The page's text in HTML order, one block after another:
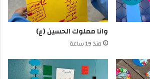
وانا مملوك الحسين (ع)
منذ 19 ساعة